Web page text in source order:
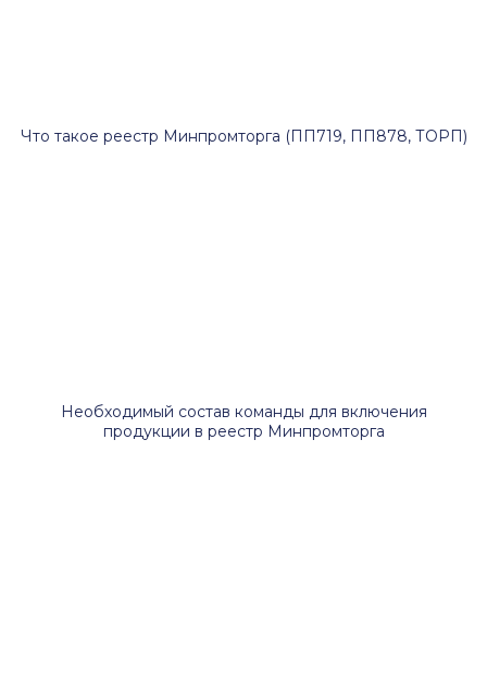
Что такое реестр Минпромторга (ПП719, ПП878, ТОРП)
Необходимый состав команды для включения
продукции в реестр Минпромторга